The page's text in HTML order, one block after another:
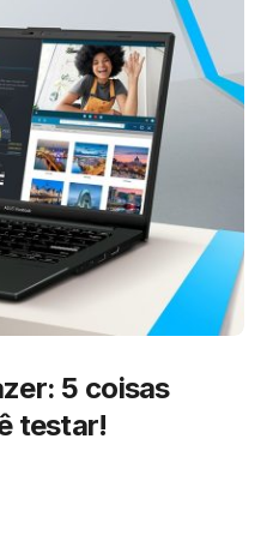
5 coisas
testar!